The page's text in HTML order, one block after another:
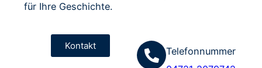
für Ihre Geschichte.
Kontakt
Telefonnummer